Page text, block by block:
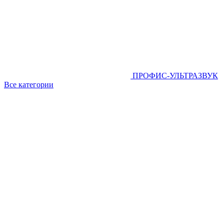
ПРОФИС-УЛЬТРАЗВУК
Все категории